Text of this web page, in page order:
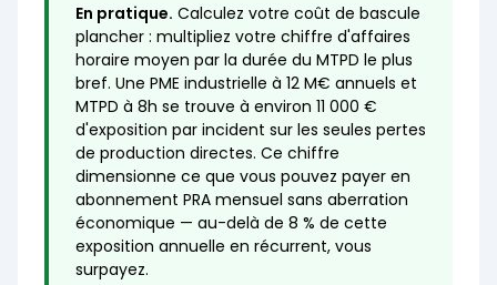
En pratique. Calculez votre coût de bascule
plancher : multipliez votre chiffre d'affaires
horaire moyen par la durée du MTPD le plus
bref. Une PME industrielle à 12 M€ annuels et
MTPD à 8h se trouve à environ 11 000 €
d'exposition par incident sur les seules pertes
de production directes. Ce chiffre
dimensionne ce que vous pouvez payer en
abonnement PRA mensuel sans aberration
économique — au-delà de 8 % de cette
exposition annuelle en récurrent, vous
surpayez.